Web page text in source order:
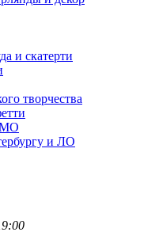
и скатерти
творчества
МО
и ЛО